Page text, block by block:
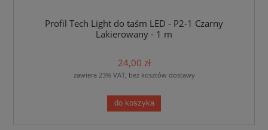
Profil Tech Light do taśm LED - P2-1 Czarny
Lakierowany - 1 m
24,00 zł
zawiera 23% VAT, bez kosztów dostawy
do koszyka